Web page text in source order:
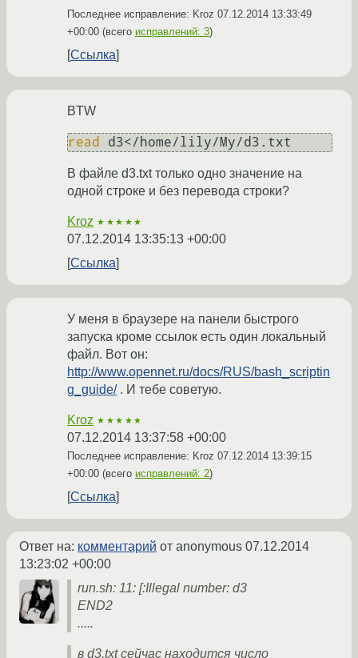
Последнее исправление: Kroz 07.12.2014 13:33:49
+00:00 (всего исправлений: 3)
Ссылка
BTW
read
В файле d3.txt только одно значение на
одной строке и без перевода строки?
Kroz ★★★★★
07.12.2014 13:35:13 +00:00
Ссылка
У меня в браузере на панели быстрого
запуска кроме ссылок есть один локальный
файл. Вот он:
http://www.opennet.ru/docs/RUS/bash_scriptin
g_guide/. И тебе советую.
Kroz ★★★★★
07.12.2014 13:37:58 +00:00
Последнее исправление: Kroz 07.12.2014 13:39:15
+00:00 (всего исправлений: 2)
Ссылка
Ответ на: комментарий от anonymous 07.12.2014
13:23:02 +00:00
run.sh: 11: [:Illegal number: d3
END2
.....
в d3.txt сейчас находится число